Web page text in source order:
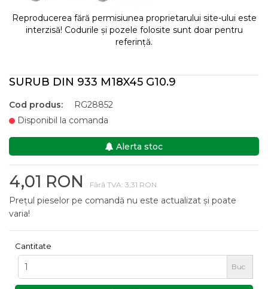
Reproducerea fără permisiunea proprietarului site-ului este
interzisă! Codurile și pozele folosite sunt doar pentru
referință.
SURUB DIN 933 M18X45 G10.9
Cod produs:
RG28852
Disponibil la comanda
Alerta stoc
4,01 RON Fără TVA: 3,31 RON
Prețul pieselor pe comandă nu este actualizat și poate
varia!
Cantitate
Buc